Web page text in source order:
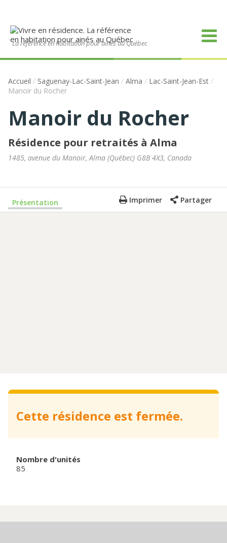
La référence en habitation pour ainés au Québec
Accueil / Saguenay-Lac-Saint-Jean / Alma / Lac-Saint-Jean-Est /
Manoir du Rocher
Manoir du Rocher
Résidence pour retraités à Alma
1485, avenue du Manoir,Alma (Québec) G8B 4X3, Canada
Présentation Imprimer Partager
Cette résidence est fermée.
Nombre d'unités
85